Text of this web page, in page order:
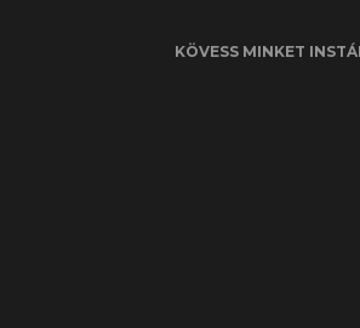
KÖVESS MINKET